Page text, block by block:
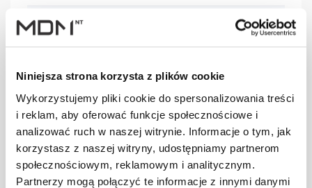
Niniejsza strona korzysta z plików cookie
Wykorzystujemy pliki cookie do spersonalizowania treści
i reklam, aby oferować funkcje społecznościowe i
analizować ruch w naszej witrynie. Informacje o tym, jak
korzystasz z naszej witryny, udostępniamy partnerom
społecznościowym, reklamowym i analitycznym.
Partnerzy mogą połączyć te informacje z innymi danymi
stalowa 250
brązowa
szt –
Ława
kominiarska
stalowa 250
mm L-1,2 m
ciemnobrązowa
szt –